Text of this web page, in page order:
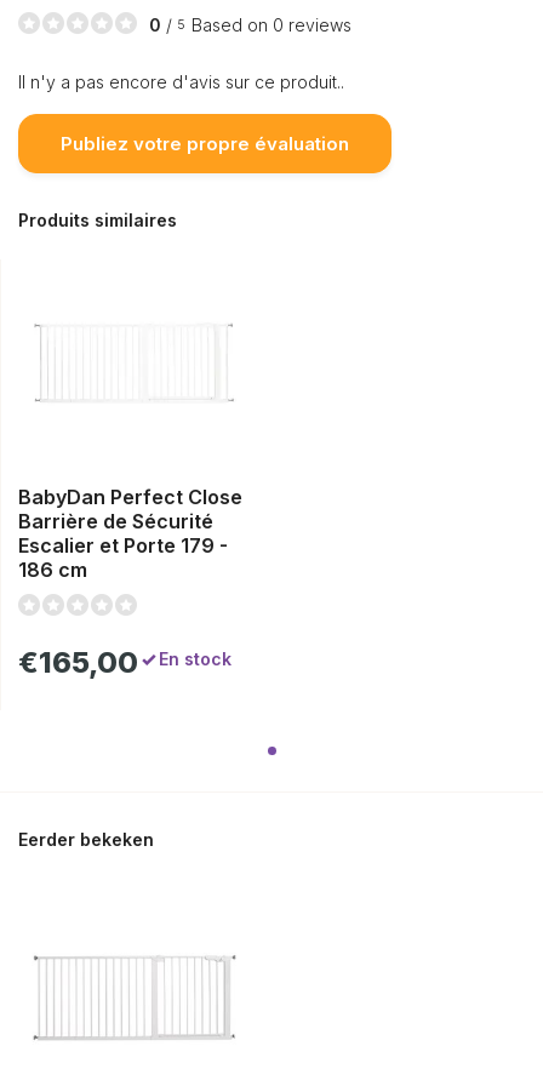
0 / 5 Based on 0 reviews
Il n'y a pas encore d'avis sur ce produit..
Publiez votre propre évaluation
Produits similaires
BabyDan Perfect Close
Barrière de Sécurité
Escalier et Porte 179 -
186 cm
€165,00 En stock
Eerder bekeken